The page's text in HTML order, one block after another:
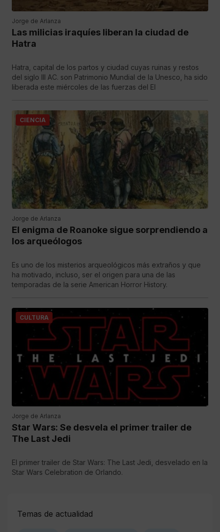
Jorge de Arlanza
Las milicias iraquíes liberan la ciudad de
Hatra
Hatra, capital de los partos y ciudad cuyas ruinas y restos
del siglo III AC. son Patrimonio Mundial de la Unesco, ha sido
liberada este miércoles de las fuerzas del EI
CIENCIA
Jorge de Arlanza
El enigma de Roanoke sigue sorprendiendo a
los arqueólogos
Es uno de los misterios arqueológicos más extraños y que
ha motivado, incluso, ser el origen para una de las
temporadas de la serie American Horror History.
CULTURA
Jorge de Arlanza
Star Wars: Se desvela el primer trailer de
The Last Jedi
El primer trailer de Star Wars: The Last Jedi, desvelado en la
Star Wars Celebration de Orlando.
Temas de actualidad